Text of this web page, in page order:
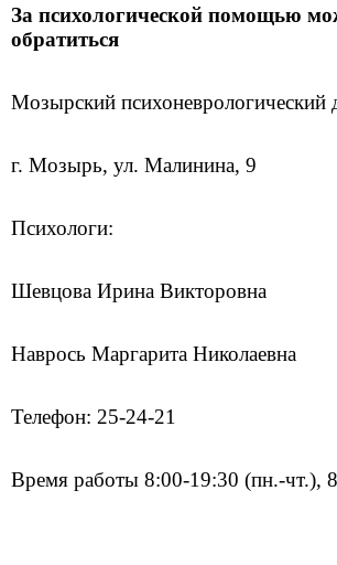
За психологической помощью
обратиться
Мозырский психоневрологический
г. Мозырь, ул. Малинина, 9
Психологи:
Шевцова Ирина Викторовна
Наврось Маргарита Николаевна
Телефон: 25-24-21
Время работы 8:00-19:30 (пн.-чт.),